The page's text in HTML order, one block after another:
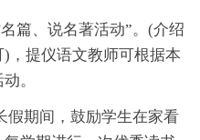
篇、说名著活动”。(介绍
，提仪语文教师可根据本
。
假期间，鼓励学生在家看